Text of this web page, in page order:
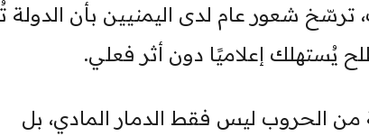
شعور عام لدى اليمنيين بأن الدولة
يُستهلك إعلاميًا دون أثر فعلي.
من الحروب ليس فقط الدمار المادي، بل